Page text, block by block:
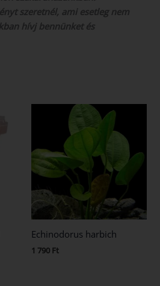
szeretnél, ami esetleg nem
hívj bennünket és
Echinodorus harbich
1 790 Ft